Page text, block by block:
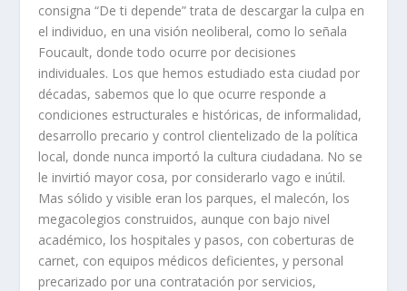
consigna “De ti depende” trata de descargar la culpa en
el individuo, en una visión neoliberal, como lo señala
Foucault, donde todo ocurre por decisiones
individuales. Los que hemos estudiado esta ciudad por
décadas, sabemos que lo que ocurre responde a
condiciones estructurales e históricas, de informalidad,
desarrollo precario y control clientelizado de la política
local, donde nunca importó la cultura ciudadana. No se
le invirtió mayor cosa, por considerarlo vago e inútil.
Mas sólido y visible eran los parques, el malecón, los
megacolegios construidos, aunque con bajo nivel
académico, los hospitales y pasos, con coberturas de
carnet, con equipos médicos deficientes, y personal
precarizado por una contratación por servicios,